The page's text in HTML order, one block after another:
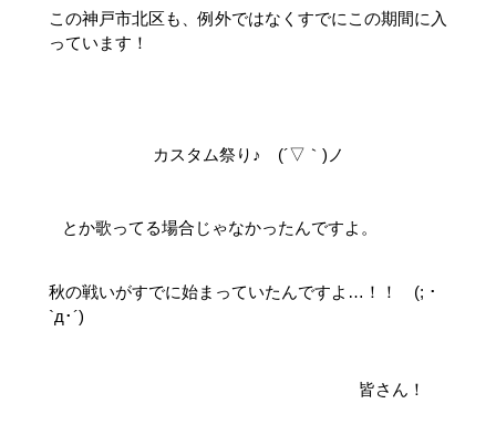
この神戸市北区も、例外ではなくすでにこの期間に入
っています！
カスタム祭り♪ (´▽｀)ノ
とか歌ってる場合じゃなかったんですよ。
秋の戦いがすでに始まっていたんですよ…！！ (; ･
`д･´)
皆さん！